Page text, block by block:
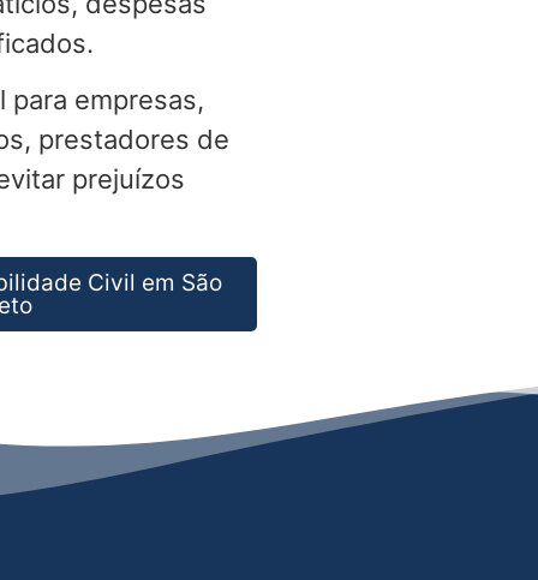
para empresas,
prestadores de
prejuízos
Civil em São